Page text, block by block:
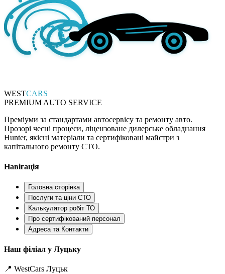
WESTCARS
PREMIUM AUTO SERVICE
Преміуми за стандартами автосервісу та ремонту авто.
Прозорі чесні процеси, ліцензоване дилерське обладнання
Hunter, якісні матеріали та сертифіковані майстри з
капітального ремонту СТО.
Навігація
Головна сторінка
Послуги та ціни СТО
Калькулятор робіт ТО
Про сертифікований персонал
Адреса та Контакти
Наш філіал у Луцьку
📍 WestCars Луцьк